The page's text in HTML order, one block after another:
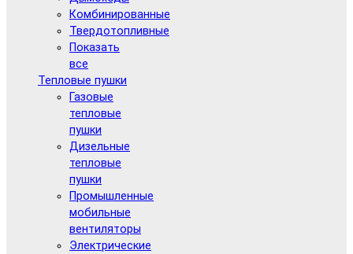
Комбинированные
Твердотопливные
Показать
все
Тепловые пушки
Газовые
тепловые
пушки
Дизельные
тепловые
пушки
Промышленные
мобильные
вентиляторы
Электрические